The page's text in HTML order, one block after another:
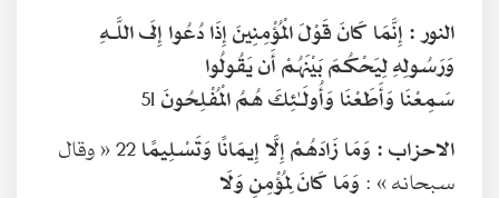
النور :إِنَّمَا كَانَ قَوْلَ الْمُؤْمِنِينَ إِذَا دُعُوا إِلَى اللَّـهِ
وَرَسُولِهِ لِيَحْكُمَ بَيْنَهُمْ أَن يَقُولُوا
سَمِعْنَا وَأَطَعْنَا وَأُولَـٰئِكَ هُمُ الْمُفْلِحُونَ
الاحزاب :وَمَا زَادَهُمْ إِلَّا إِيمَانًا وَتَسْلِيمًا
22 « وقال
سبحانه » :وَمَا كَانَ لِمُؤْمِنٍ وَلَا